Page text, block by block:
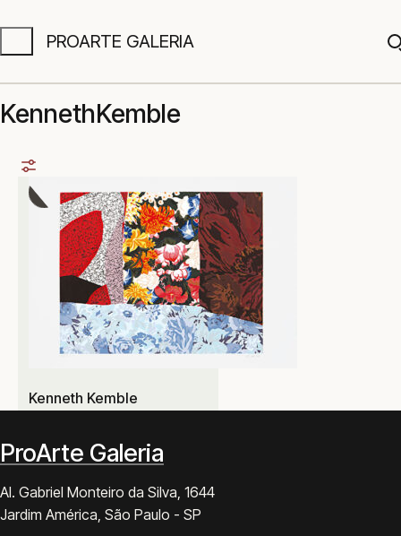
PROARTE GALERIA
KennethKemble
Kenneth Kemble
ProArte Galeria
Al. Gabriel Monteiro da Silva, 1644
Jardim América, São Paulo - SP